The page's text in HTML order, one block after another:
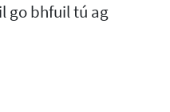
go bhfuil tú ag